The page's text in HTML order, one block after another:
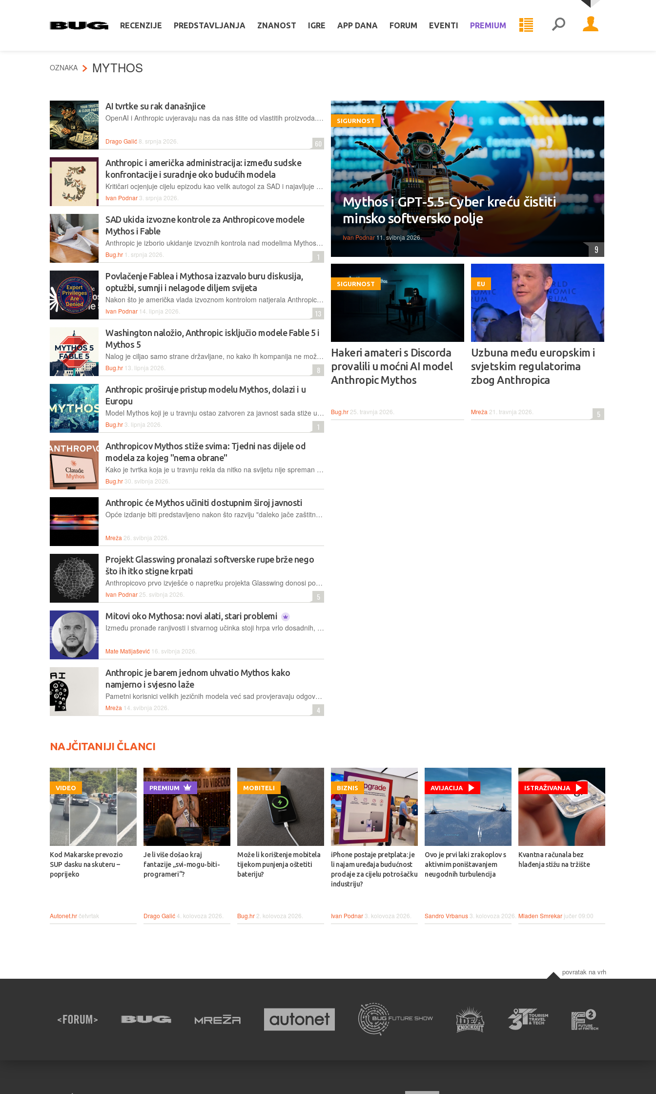
RECENZIJE PREDSTAVLJANJA ZNANOST IGRE APP DANA FORUM EVENTI PREMIUM
OZNAKA MYTHOS
AI tvrtke su rak današnjice
OpenAI i Anthropic uvjeravaju nas da nas štite od vlastitih proizvoda. U međuvremenu jedu svoje partnere, svoje kupce i državni proračun (srećom, samo američki, za sada)
Drago Galić8. srpnja 2026. 60
Anthropic i američka administracija: između sudske
konfrontacije i suradnje oko budućih modela
Kritičari ocjenjuje cijelu epizodu kao velik autogol za SAD i najavljuje da će sljedećih šest mjeseci pokazati koliko će američki modeli izgubiti na korisnosti i hoće li kineski modeli postati primjetno bolji.
Ivan Podnar 3. srpnja 2026.
SAD ukida izvozne kontrole za Anthropicove modele
Mythos i Fable
Anthropic je izborio ukidanje izvoznih kontrola nad modelima Mythos 5 i Fable 5 tek pošto je Dario Amodei u sastancima s administracijom zamijenjen suosnivačem Tomom Brownom, koji je obećao robusnije zaštitne mehanizme, odnosno poručio joj ono što je željela čuti
Bug.hr 1. srpnja 2026. 1
Povlačenje Fablea i Mythosa izazvalo buru diskusija,
optužbi, sumnji i nelagode diljem svijeta
Nakon što je američka vlada izvoznom kontrolom natjerala Anthropic da povuče Fable 5 i Mythos 5, reakcije iz američke administracije, sigurnosne i pravne struke, programerske zajednice i europskih prijestolnica razilaze se oko jednog pitanja: nužna sigurnosna intervencija ili presedan koji ugrožava tržište
Ivan Podnar 14. lipnja 2026. 13
Washington naložio, Anthropic isključio modele Fable 5 i
Mythos 5
Nalog je ciljao samo strane državljane, no kako ih kompanija ne može filtrirati u stvarnom vremenu, najmoćniji su modeli ostali nedostupni svima na svijetu. U pozadini je navodni proboj koji je otkrio tek nekoliko otprije poznatih propusta
Bug.hr 13. lipnja 2026. 8
Anthropic proširuje pristup modelu Mythos, dolazi i u
Europu
Model Mythos koji je u travnju ostao zatvoren za javnost sada stiże u 150 organizacija diljem svijeta pa i u europske zemlje: Francusku, Njemačku, Italiju, Švicarsku, Nizozemsku, Španjolsku, Belgiju, Švedsku.
Bug.hr 3. lipnja 2026. 1
Anthropicov Mythos stiže svima: Tjedni nas dijele od
modela za kojeg "nema obrane"
Kako je tvrtka koja je u travnju rekla da nitko na svijetu nije spreman za Mythos, uključujući nju samu, za sedam tjedana procijenila da jest, i zašto taj zaokret pada točno tjednima prije izlaska na burzu
Bug.hr 30. svibnja 2026.
Anthropic će Mythos učiniti dostupnim široj javnosti
Opće izdanje biti predstavljeno nakon što razviju "daleko jače zaštitne mjere" i nakon konzultacija s ključnim partnerima, uključujući američke i savezničke vlade.
Mreža 26. svibnja 2026.
Projekt Glasswing pronalazi softverske rupe brže nego
što ih itko stigne krpati
Anthropicovo prvo izvješće o napretku projekta Glasswing donosi podatke koji su istovremeno fascinantni i prilično alarmantni za svakoga tko se bavi mrežnom sigurnošću.
Ivan Podnar 25. svibnja 2026. 5
Mitovi oko Mythosa: novi alati, stari problemi
Između pronađe ranjivosti i stvarnog učinka stoji hrpa vrlo dosadnih, ali vrlo stvarnih prepreka
Mate Matijašević 16. svibnja 2026.
Anthropic je barem jednom uhvatio Mythos kako
namjerno i svjesno laže
Pametni korisnici velikih jezičnih modela već sad provjeravaju odgovore kako bi pronašli halucinacije. Čini se kako ćemo uskoro morati biti spremni i na - laganje.
Mreža 14. svibnja 2026. 4
SIGURNOST
Mythos i GPT-5.5-Cyber kreću čistiti
minsko softversko polje
Ivan Podnar11. svibnja 2026.
9
SIGURNOST
Hakeri amateri s Discorda
provalili u moćni AI model
Anthropic Mythos
Bug.hr 25. travnja 2026.
EU
Uzbuna među europskim i
svjetskim regulatorima
zbog Anthropica
Mreža 21. travnja 2026. 5
NAJČITANIJI ČLANCI
VIDEO
Kod Makarske prevozio
SUP dasku na skuteru –
poprijeko
Autonet.hrčetvrtak
PREMIUM
Je li više došao kraj
fantazije „svi-mogu-biti-
programeri“?
Drago Galić4. kolovoza 2026.
MOBITELI
Može li korištenje mobitela
tijekom punjenja oštetiti
bateriju?
Bug.hr 2. kolovoza 2026.
BIZNIS
iPhone postaje pretplata: je
li najam uređaja budućnost
prodaje za cijelu potrošačku
industriju?
Ivan Podnar 3. kolovoza 2026.
AVIJACIJA
Ovo je prvi laki zrakoplov s
aktivnim poništavanjem
neugodnih turbulencija
Sandro Vrbanus 3. kolovoza 2026.
ISTRAŽIVANJA
Kvantna računala bez
hlađenja stižu na tržište
Mladen Smrekar jučer 09:00
povratak na vrh